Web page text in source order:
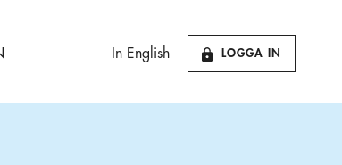
In English LOGGA IN